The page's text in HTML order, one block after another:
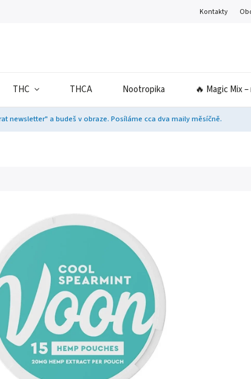
Kontakty
THC THCA Nootropika 🔥 Magic Mix
newsletter" a budeš v obraze. Posíláme cca dva maily měsíčně.